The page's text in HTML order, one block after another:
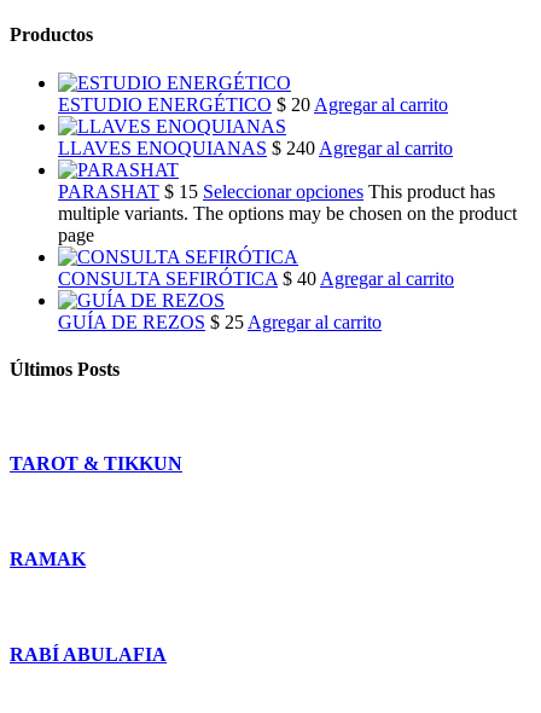
Productos
ESTUDIO ENERGÉTICO $ 20 Agregar al carrito
LLAVES ENOQUIANAS $ 240 Agregar al carrito
PARASHAT $ 15 Seleccionar opciones This product has
multiple variants. The options may be chosen on the product
page
CONSULTA SEFIRÓTICA $ 40 Agregar al carrito
GUÍA DE REZOS $ 25 Agregar al carrito
Últimos Posts
TAROT & TIKKUN
RAMAK
RABÍ ABULAFIA